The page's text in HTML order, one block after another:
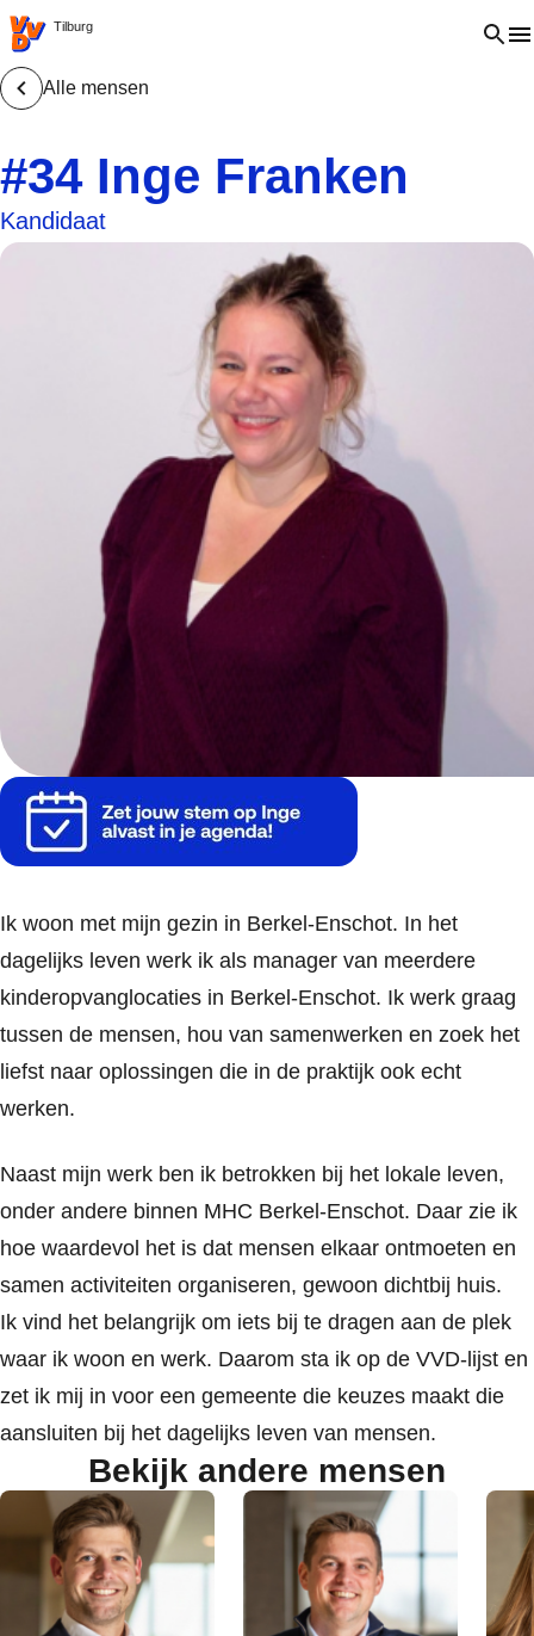
VVD.nl - Ga naar de homepage
Tilburg Open
Alle mensen
#34 Inge Franken
Kandidaat
Ik woon met mijn gezin in Berkel-Enschot. In het
dagelijks leven werk ik als manager van meerdere
kinderopvanglocaties in Berkel-Enschot. Ik werk graag
tussen de mensen, hou van samenwerken en zoek het
liefst naar oplossingen die in de praktijk ook echt
werken.
Naast mijn werk ben ik betrokken bij het lokale leven,
onder andere binnen MHC Berkel-Enschot. Daar zie ik
hoe waardevol het is dat mensen elkaar ontmoeten en
samen activiteiten organiseren, gewoon dichtbij huis.
Ik vind het belangrijk om iets bij te dragen aan de plek
waar ik woon en werk. Daarom sta ik op de VVD-lijst en
zet ik mij in voor een gemeente die keuzes maakt die
aansluiten bij het dagelijks leven van mensen.
Bekijk andere mensen